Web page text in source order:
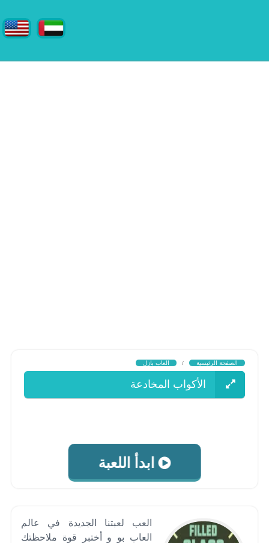
الصفحة الرئيسية / العاب بازل
الأكواب المخادعة
ابدأ اللعبة
العب لعبتنا الجديدة في عالم
العاب بو و أختبر قوة ملاحظتك